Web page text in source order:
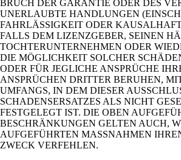
BRUCH DER GARANTIE ODER DES
UNERLAUBTE HANDLUNGEN
FAHRLÄSSIGKEIT ODER
FALLS DEM LIZENZGEBER, SEINEN
TOCHTERUNTERNEHMEN ODER
DIE MÖGLICHKEIT SOLCHER
ODER FÜR JEGLICHE ANSPRÜCHE
ANSPRÜCHEN DRITTER BERUHEN,
UMFANGS, IN DEM DIESER
SCHADENSERSATZES ALS NICHT
FESTGELEGT IST. DIE OBEN
BESCHRÄNKUNGEN GELTEN AUCH,
AUFGEFÜHRTEN MASSNAHMEN
ZWECK VERFEHLEN.